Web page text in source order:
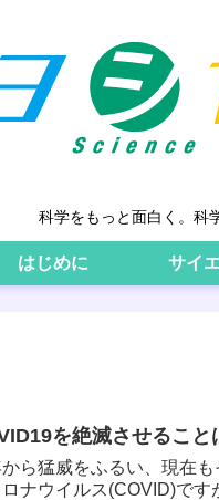
科学をもっと面白く。科
はじめに サイ
を絶滅させること
ら猛威をふるい、現在
ナウイルス(COVID)で